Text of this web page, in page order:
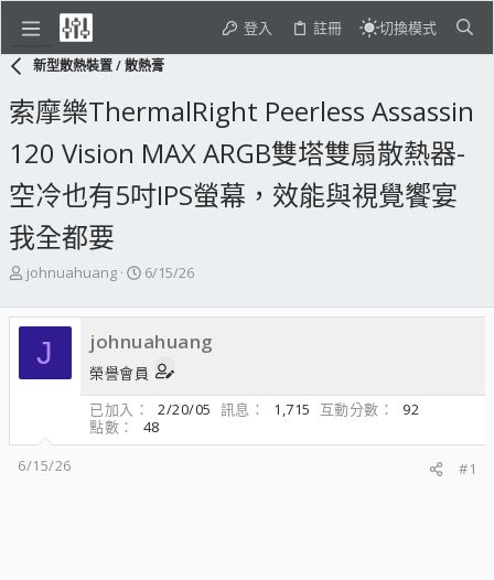
登入 註冊 切換模式
新型散熱裝置 / 散熱膏
索摩樂ThermalRight Peerless Assassin
120 Vision MAX ARGB雙塔雙扇散熱器-
空冷也有5吋IPS螢幕，效能與視覺饗宴
我全都要
主
發
人
johnuahuang
開
日
期
6/15/26
J johnuahuang
榮譽會員
已加入
2/20/05 訊息 1,715 互動分數
92
點數
48
6/15/26
#1